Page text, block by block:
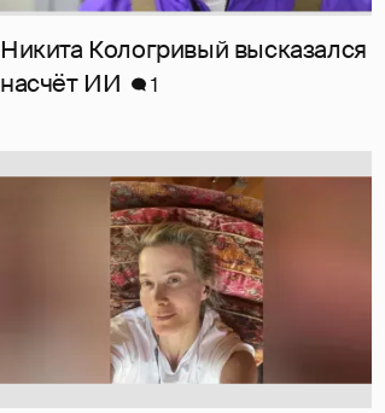
Никита Кологривый высказался
насчёт ИИ
1